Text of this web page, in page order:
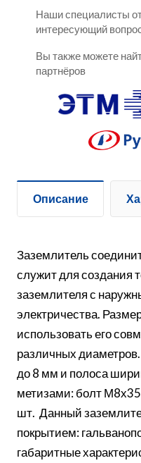
Наши специалисты
интересующий
Вы также можете
партнёров
Описание
Заземлитель
служит для создания
заземлителя с
электричества.
использовать его
различных
до 8 мм и полоса
метизами: болт
шт. Данный
покрытием:
габаритные